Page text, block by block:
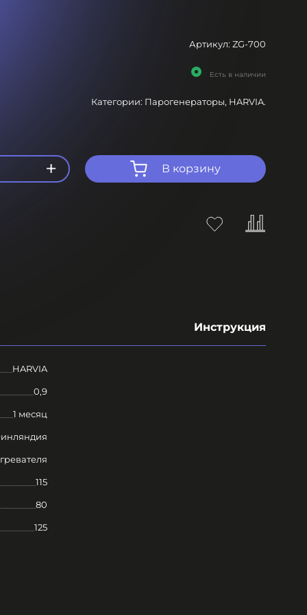
Артикул: ZG-700
Есть в наличии
Категории: Парогенераторы, HARVIA.
В корзину
+
Инструкция
HARVIA
0,9
1 месяц
115
80
125